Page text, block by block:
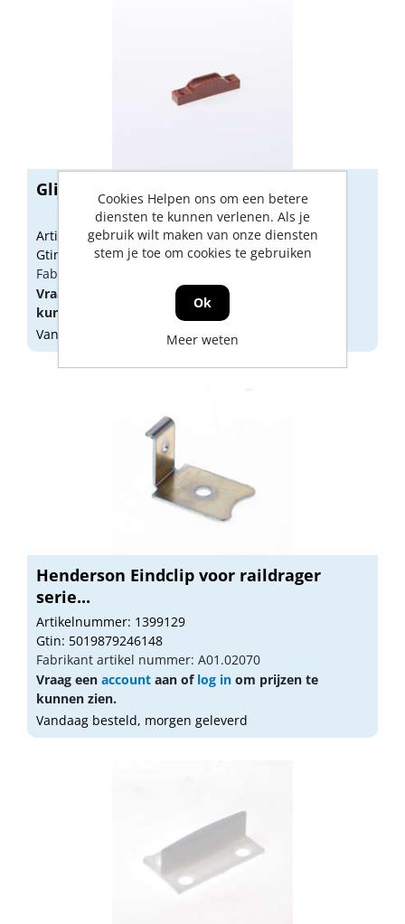
Glijder fiberrail 53x13x10mm
Artikelnummer: 1410032
Gtin:
Fabrikant artikel nummer: 2817
Vraag een
aan of log in
kunnen zien.
Vandaag besteld, morgen geleverd
Henderson Eindclip voor raildrager
serie...
Artikelnummer: 1399129
Gtin: 5019879246148
Fabrikant artikel nummer: A01.02070
Vraag een account aan of log in om prijzen te
kunnen zien.
Vandaag besteld, morgen geleverd
Cookies Helpen ons om een betere
diensten te kunnen verlenen. Als je
gebruik wilt maken van onze diensten
stem je toe om cookies te gebruiken
Ok
Meer weten